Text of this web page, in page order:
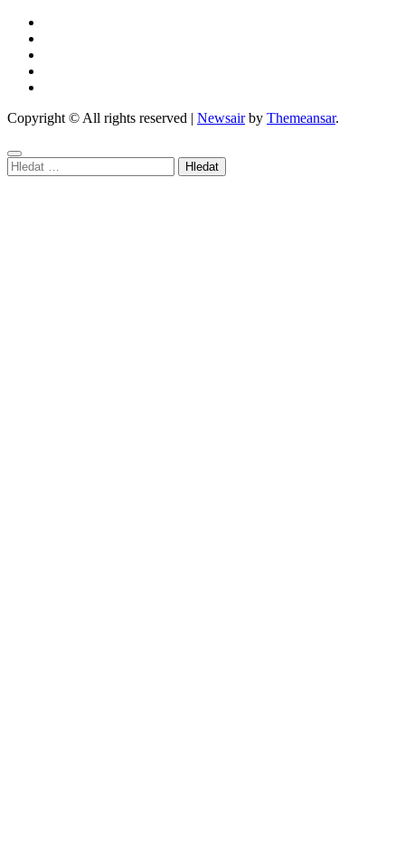
Copyright © All rights reserved | Newsairby Themeansar.
Vyhledávání